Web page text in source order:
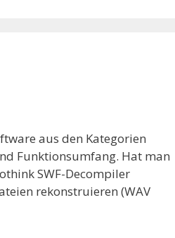
aus den Kategorien
Funktionsumfang. Hat man
SWF-Decompiler
rekonstruieren (WAV